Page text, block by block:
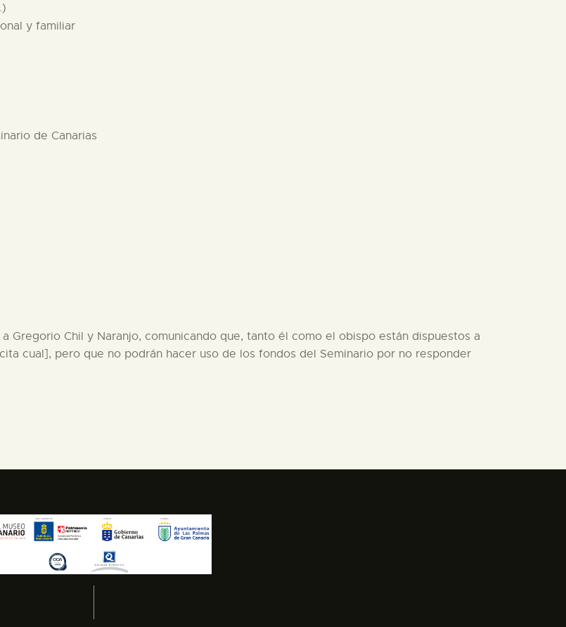
y familiar
de Canarias
Gregorio Chil y Naranjo, comunicando que, tanto él como el obispo están dispuestos a
cual], pero que no podrán hacer uso de los fondos del Seminario por no responder